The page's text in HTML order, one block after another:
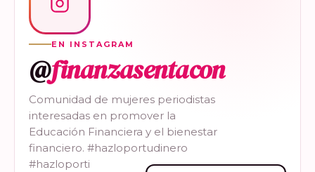
EN INSTAGRAM
@finanzasentacon
Comunidad de mujeres periodistas
interesadas en promover la
Educación Financiera y el bienestar
financiero. #hazloportudinero
#hazloporti